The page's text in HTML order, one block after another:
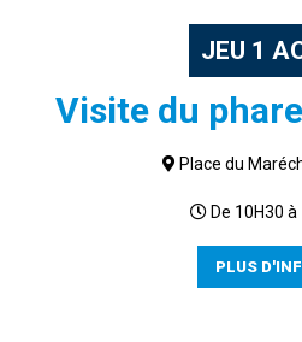
JEU 1
Visite du
Place du
De 10H30 à
PLUS